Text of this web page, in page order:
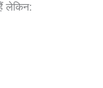
लेकिन: